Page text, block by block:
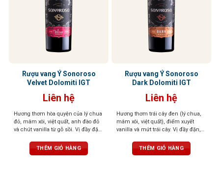
Rượu vang Ý Sonoroso
Velvet Dolomiti IGT
Liên hệ
Hương thơm hòa quyện của lý chua
đỏ, mâm xôi, việt quất, anh đào đỏ
và chút vanilla từ gỗ sồi. Vị đầy đặn,
bằng. Màu sắc đỏ sâu, đậm đà,
cuốn hút
THÊM GIỎ HÀNG
Rượu vang Ý Sonoroso
Dark Dolomiti IGT
Liên hệ
Hương thơm trái cây đen (lý chua,
mâm xôi, việt quất), điểm xuyết
vanilla và mứt trái cây. Vị đầy đặn,
chát. Sắc đỏ đậm, cuốn hút và cá
THÊM GIỎ HÀNG